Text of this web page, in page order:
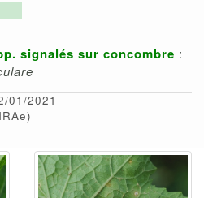
signalés sur concombre :
01/2021